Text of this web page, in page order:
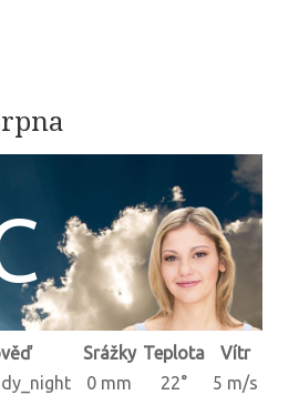
Srážky Teplota
Vítr
0 mm 22°
5 m/s